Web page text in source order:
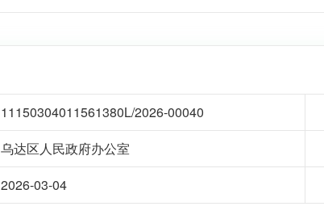
11150304011561380L/2026-00040
乌达区人民政府办公室
2026-03-04